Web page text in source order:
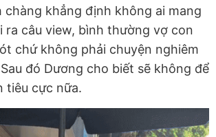
chàng khẳng định không ai mang
ra câu view, bình thường vợ con
chứ không phải chuyện nghiêm
đó Dương cho biết sẽ không để
tiêu cực nữa.